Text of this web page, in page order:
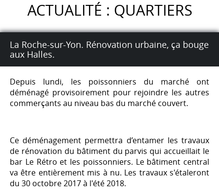
ACTUALITÉ : QUARTIERS
La Roche-sur-Yon. Rénovation urbaine, ça bouge
aux Halles.
Depuis lundi, les poissonniers du marché ont
déménagé provisoirement pour rejoindre les autres
commerçants au niveau bas du marché couvert.
Ce déménagement permettra d’entamer les travaux
de rénovation du bâtiment du parvis qui accueillait le
bar Le Rétro et les poissonniers. Le bâtiment central
va être entièrement mis à nu. Les travaux s'étaleront
du 30 octobre 2017 à l'été 2018.